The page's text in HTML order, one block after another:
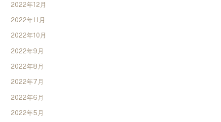
2022年12月
2022年11月
2022年10月
2022年9月
2022年8月
2022年7月
2022年6月
2022年5月